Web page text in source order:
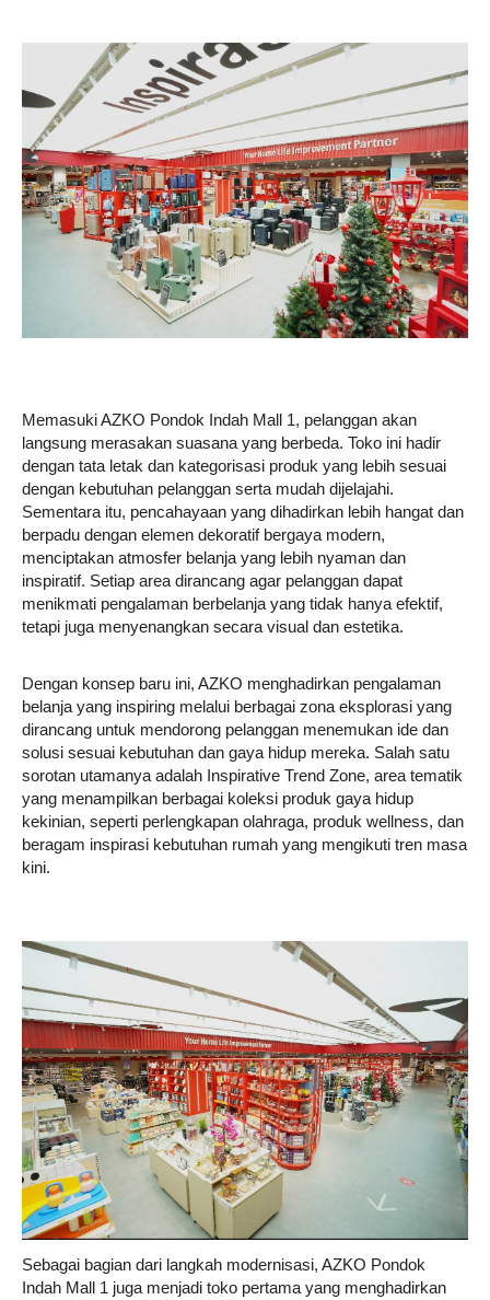
Memasuki AZKO Pondok Indah Mall 1, pelanggan akan
langsung merasakan suasana yang berbeda. Toko ini hadir
dengan tata letak dan kategorisasi produk yang lebih sesuai
dengan kebutuhan pelanggan serta mudah dijelajahi.
Sementara itu, pencahayaan yang dihadirkan lebih hangat dan
berpadu dengan elemen dekoratif bergaya modern,
menciptakan atmosfer belanja yang lebih nyaman dan
inspiratif. Setiap area dirancang agar pelanggan dapat
menikmati pengalaman berbelanja yang tidak hanya efektif,
tetapi juga menyenangkan secara visual dan estetika.
Dengan konsep baru ini, AZKO menghadirkan pengalaman
belanja yang inspiring melalui berbagai zona eksplorasi yang
dirancang untuk mendorong pelanggan menemukan ide dan
solusi sesuai kebutuhan dan gaya hidup mereka. Salah satu
sorotan utamanya adalah Inspirative Trend Zone, area tematik
yang menampilkan berbagai koleksi produk gaya hidup
kekinian, seperti perlengkapan olahraga, produk wellness, dan
beragam inspirasi kebutuhan rumah yang mengikuti tren masa
kini.
Sebagai bagian dari langkah modernisasi, AZKO Pondok
Indah Mall 1 juga menjadi toko pertama yang menghadirkan